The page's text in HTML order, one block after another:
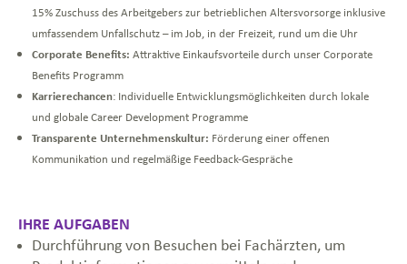
15% Zuschuss des Arbeitgebers zur betrieblichen Altersvorsorge inklusive
umfassendem Unfallschutz – im Job, in der Freizeit, rund um die Uhr
Corporate Benefits: Attraktive Einkaufsvorteile durch unser Corporate
Benefits Programm
Karrierechancen: Individuelle Entwicklungsmöglichkeiten durch lokale
und globale Career Development Programme
Transparente Unternehmenskultur: Förderung einer offenen
Kommunikation und regelmäßige Feedback-Gespräche
IHRE AUFGABEN
Durchführung von Besuchen bei Fachärzten, um